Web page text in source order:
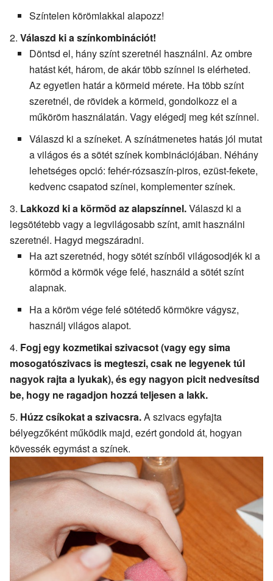
Színtelen körömlakkal alapozz!
Válaszd ki a színkombinációt!
Döntsd el, hány színt szeretnél használni. Az ombre
hatást két, három, de akár több színnel is elérheted.
Az egyetlen határ a körmeid mérete. Ha több színt
szeretnél, de rövidek a körmeid, gondolkozz el a
műköröm használatán. Vagy elégedj meg két színnel.
Válaszd ki a színeket. A színátmenetes hatás jól mutat
a világos és a sötét színek kombinációjában. Néhány
lehetséges opció: fehér-rózsaszín-piros, ezüst-fekete,
kedvenc csapatod színei, komplementer színek.
Lakkozd ki a körmöd az alapszínnel.Válaszd ki a
legsötétebb vagy a legvilágosabb színt, amit használni
szeretnél. Hagyd megszáradni.
Ha azt szeretnéd, hogy sötét színből világosodjék ki a
körmöd a körmök vége felé, használd a sötét színt
alapnak.
Ha a köröm vége felé sötétedő körmökre vágysz,
használj világos alapot.
Fogj egy kozmetikai szivacsot (vagy egy sima
mosogatószivacs is megteszi, csak ne legyenek túl
nagyok rajta a lyukak), és egy nagyon picit nedvesítsd
be, hogy ne ragadjon hozzá teljesen a lakk.
Húzz csíkokat a szivacsra.A szivacs egyfajta
bélyegzőként működik majd, ezért gondold át, hogyan
kövessék egymást a színek.